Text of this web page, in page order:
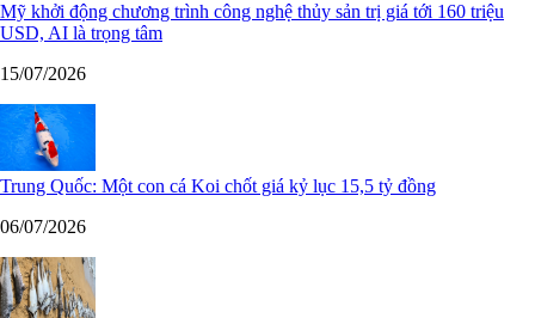
Mỹ khởi động chương trình công nghệ thủy sản trị giá tới 160 triệu
USD, AI là trọng tâm
15/07/2026
Trung Quốc: Một con cá Koi chốt giá kỷ lục 15,5 tỷ đồng
06/07/2026